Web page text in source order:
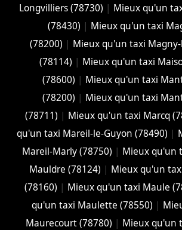
Longvilliers (78730) | Mieux qu'un
(78430) | Mieux qu'un taxi
(78200) | Mieux qu'un taxi
(78114) | Mieux qu'un taxi
(78600) | Mieux qu'un taxi
(78200) | Mieux qu'un taxi
(78711) | Mieux qu'un taxi Marcq
qu'un taxi Mareil-le-Guyon (78490) |
Mareil-Marly (78750) | Mieux qu'un
Mauldre (78124) | Mieux qu'un
(78160) | Mieux qu'un taxi Maule
qu'un taxi Maulette (78550) |
Maurecourt (78780) | Mieux qu'un